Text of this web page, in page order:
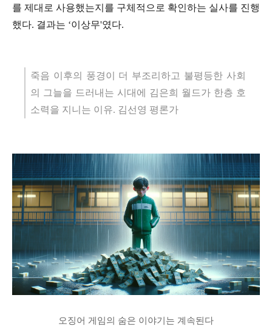
를 제대로 사용했는지를 구체적으로 확인하는 실사를 진행
했다. 결과는 ‘이상무'였다.
죽음 이후의 풍경이 더 부조리하고 불평등한 사회
의 그늘을 드러내는 시대에 김은희 월드가 한층 호
소력을 지니는 이유. 김선영 평론가
오징어 게임의 숨은 이야기는 계속된다